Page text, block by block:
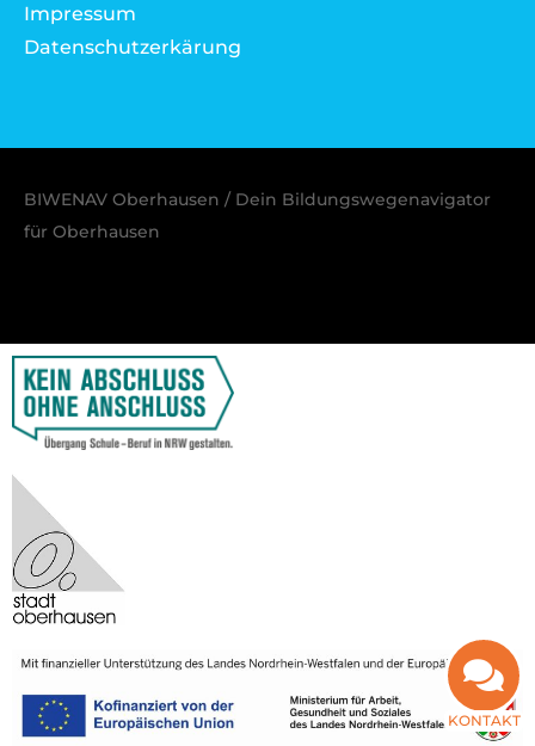
Impressum
Datenschutzerkärung
BIWENAV Oberhausen / Dein Bildungswegenavigator
für Oberhausen
KONTAKT